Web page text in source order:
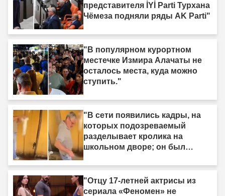
представителя İYİ Parti Турхана
Чёмеза подняли ряды AK Parti"
"В популярном курортном
местечке Измира Алачаты не
осталось места, куда можно
ступить."
"В сети появились кадры, на
которых подозреваемый
разделывает кролика на
школьном дворе; он был
"Отцу 17-летней актрисы из
сериала «Феномен» не